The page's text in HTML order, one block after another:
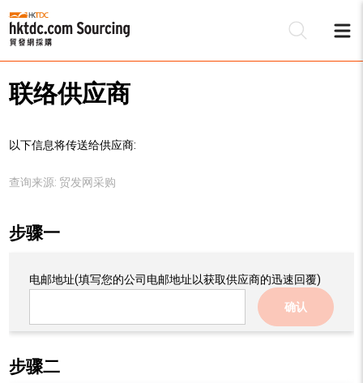
联络供应商
以下信息将传送给供应商:
查询来源: 贸发网采购
步骤一
电邮地址(填写您的公司电邮地址以获取供应商的迅速回覆)
确认
步骤二